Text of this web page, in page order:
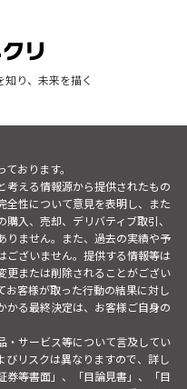
り、未来を描く
おります。
考える情報源から提供されたもの
全性について意見を表明し、また
入、売却、デリバティブ取引、
りません。また、過去の実績や予
ございません。提供する情報等は
更または削除されることがござい
お客様が取った行動の結果に対し
かる最終決定は、お客様ご自身の
・サービス等について言及してい
びリスクは異なりますので、詳し
券等書面」、「目論見書」、「目